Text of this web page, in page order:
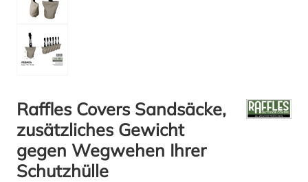
Raffles Covers Sandsäcke,
zusätzliches Gewicht
gegen Wegwehen Ihrer
Schutzhülle